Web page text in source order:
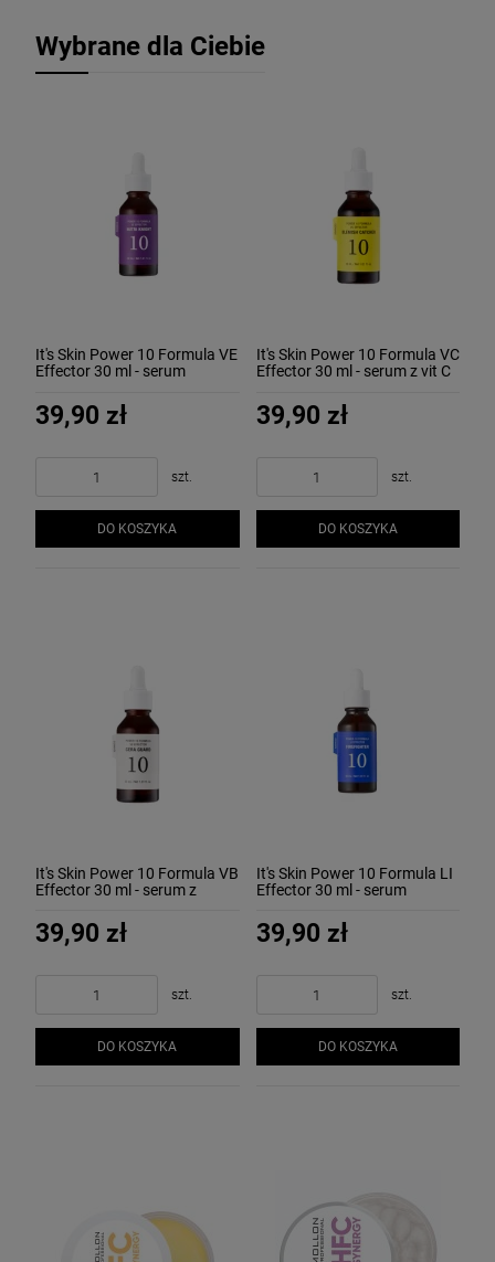
Wybrane dla Ciebie
It's Skin Power 10 Formula VE
Effector 30 ml - serum
39,90 zł
szt.
DO KOSZYKA
It's Skin Power 10 Formula VC
Effector 30 ml - serum z vit C
39,90 zł
szt.
DO KOSZYKA
It's Skin Power 10 Formula VB
Effector 30 ml - serum z
wzmacniające
39,90 zł
szt.
DO KOSZYKA
It's Skin Power 10 Formula LI
Effector 30 ml - serum
39,90 zł
szt.
DO KOSZYKA